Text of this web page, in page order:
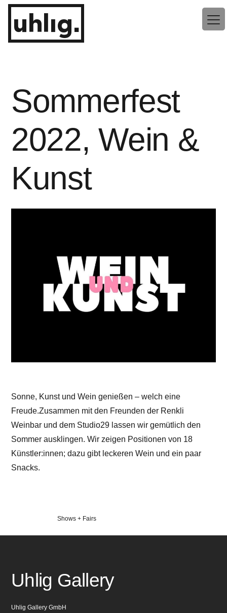
Zum
Inhalt
springenuhlig.
Sommerfest
2022, Wein &
Kunst
Sonne, Kunst und Wein genießen – welch eine
Freude.Zusammen mit den Freunden der Renkli
Weinbar und dem Studio29 lassen wir gemütlich den
Sommer ausklingen. Wir zeigen Positionen von 18
Künstler:innen; dazu gibt leckeren Wein und ein paar
Snacks.
Veröffentlicht
Shows + Fairs
Uhlig Gallery
Uhlig Gallery GmbH